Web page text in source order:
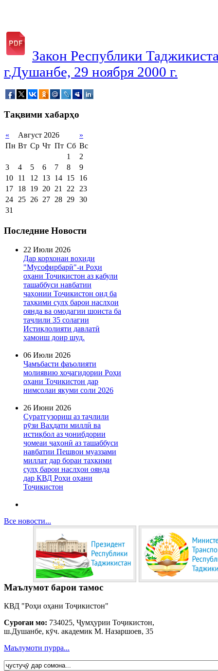
Закон Республики
г.Душанбе, 29 ноября 2000 г.
Тақвими хабарҳо
« Август 2026
»
Пн Вт Ср Чт Пт Сб Вс
1
2
3
4 5 6 7 8
9
10
11 12 13 14 15
16
17
18 19 20 21 22
23
24
25 26 27 28 29 30
31
Последние Новости
22 Июли 2026
Дар корхонаи воҳиди
"Мусофирбарӣ"-и Роҳи
оҳани Тоҷикистон аз қабули
ташаббуси навбатии
ҷаҳонии Тоҷикистон оид ба
таҳкими сулҳ барои наслҳои
оянда ва омодагии шоиста ба
таҷлили 35 солагии
Истиқлолияти давлатӣ
ҳамоиш доир шуд.
06 Июли 2026
Ҷамъбасти фаъолияти
молиявию хоҷагидории Роҳи
оҳани Тоҷикистон дар
нимсолаи якуми соли 2026
26 Июни 2026
Суратгузориш аз таҷлили
рӯзи Ваҳдати миллӣ ва
истиқбол аз ҷонибдории
ҷомеаи ҷаҳонӣ аз ташаббуси
навбатии Пешвои муаззами
миллат дар бораи таҳкими
сулҳ барои наслҳои оянда
дар КВД Роҳи оҳани
Тоҷикистон
Все новости...
Маълумот барои тамос
КВД "Роҳи оҳани Тоҷикистон"
Суроғаи мо: 734025, Ҷумҳурии Тоҷикистон,
ш.Душанбе, кӯч. академик М. Назаршоев, 35
Маълумоти пурра...